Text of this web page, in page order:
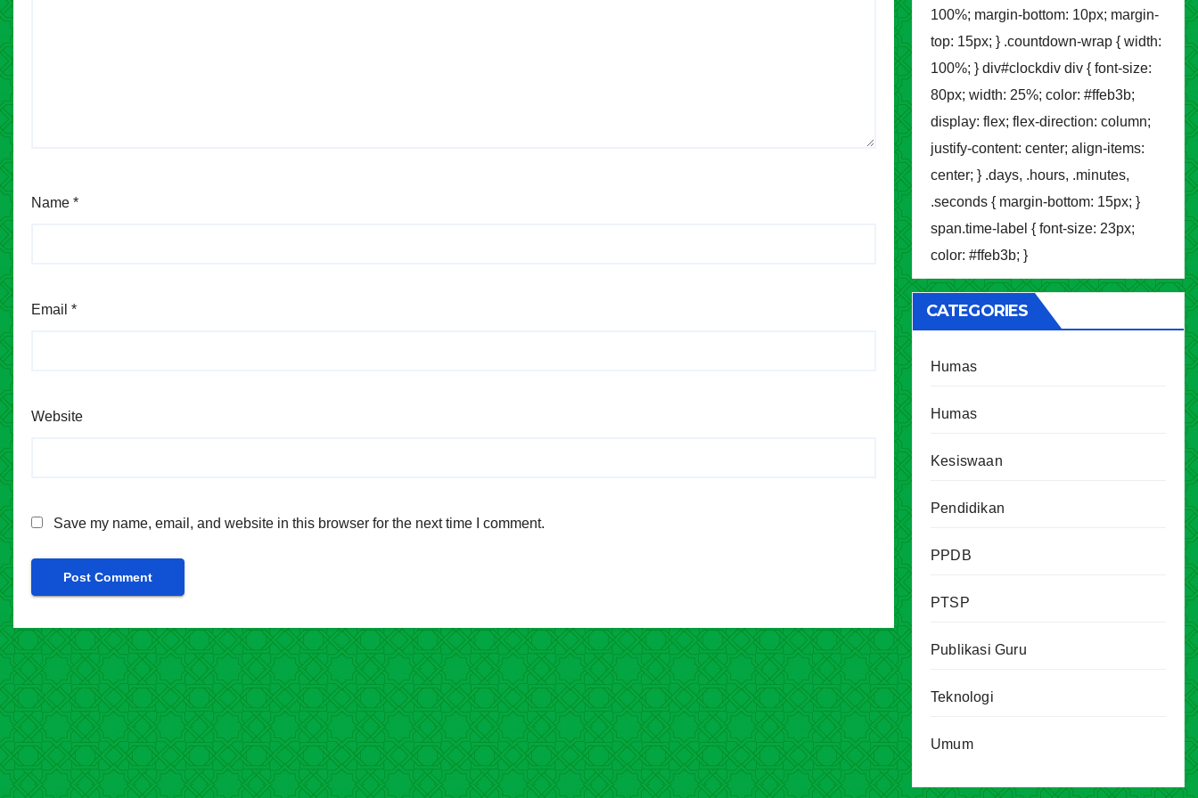
Name *
Email *
Website
Save my name, email, and website in this browser for the next time I comment.
100%; margin-bottom: 10px; margin-
top: 15px; } .countdown-wrap { width:
100%; } div#clockdiv div { font-size:
80px; width: 25%; color: #ffeb3b;
display: flex; flex-direction: column;
justify-content: center; align-items:
center; } .days, .hours, .minutes,
.seconds { margin-bottom: 15px; }
span.time-label { font-size: 23px;
color: #ffeb3b; }
CATEGORIES
Humas
Humas
Kesiswaan
Pendidikan
PPDB
PTSP
Publikasi Guru
Teknologi
Umum